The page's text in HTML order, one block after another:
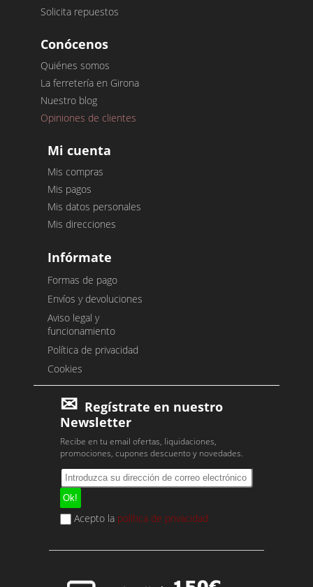
Solicita repuestos
Conócenos
Quiénes somos
La ferretería en Girona
Nuestro blog
Opiniones de clientes
Mi cuenta
Mis compras
Mis pagos
Mis datos personales
Mis direcciones
Infórmate
Formas de pago
Envíos y devoluciones
Aviso legal y
funcionamiento
Política de privacidad
Cookies
Regístrate en nuestro
Newsletter
Recibe en tu email ofertas, liquidaciones,
promociones, cupones descuento y novedades.
Acepto la política de privacidad